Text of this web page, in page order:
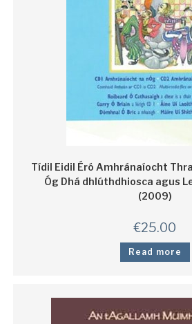
Tídil Eidil Éró Amhránaíocht
Óg Dhá dhlúthdhiosca agus
(2009)
€25.00
Read more